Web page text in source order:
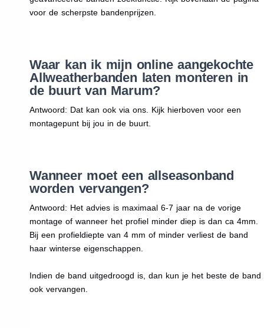
voor de scherpste bandenprijzen.
Waar kan ik mijn online aangekochte
Allweatherbanden laten monteren in
de buurt van Marum?
Antwoord: Dat kan ook via ons. Kijk hierboven voor een
montagepunt bij jou in de buurt.
Wanneer moet een allseasonband
worden vervangen?
Antwoord: Het advies is maximaal 6-7 jaar na de vorige
montage of wanneer het profiel minder diep is dan ca 4mm.
Bij een profieldiepte van 4 mm of minder verliest de band
haar winterse eigenschappen.
Indien de band uitgedroogd is, dan kun je het beste de band
ook vervangen.